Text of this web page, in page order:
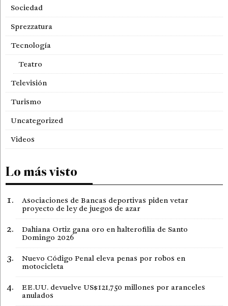
Sociedad
Sprezzatura
Tecnología
Teatro
Televisión
Turismo
Uncategorized
Videos
Lo más visto
Asociaciones de Bancas deportivas piden vetar
proyecto de ley de juegos de azar
Dahiana Ortiz gana oro en halterofilia de Santo
Domingo 2026
Nuevo Código Penal eleva penas por robos en
motocicleta
EE.UU. devuelve US$121,750 millones por aranceles
anulados